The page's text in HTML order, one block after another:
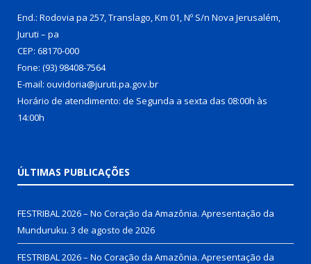
End.: Rodovia pa 257, Translago, Km 01, Nº S/n Nova Jerusalém,
Juruti – pa
CEP: 68170-000
Fone: (93) 98408-7564
E-mail: ouvidoria@juruti.pa.gov.br
Horário de atendimento: de Segunda a sexta das 08:00h às
14:00h
ÚLTIMAS PUBLICAÇÕES
FESTRIBAL 2026 – No Coração da Amazônia. Apresentação da
Munduruku. 3 de agosto de 2026
FESTRIBAL 2026 – No Coração da Amazônia. Apresentação da